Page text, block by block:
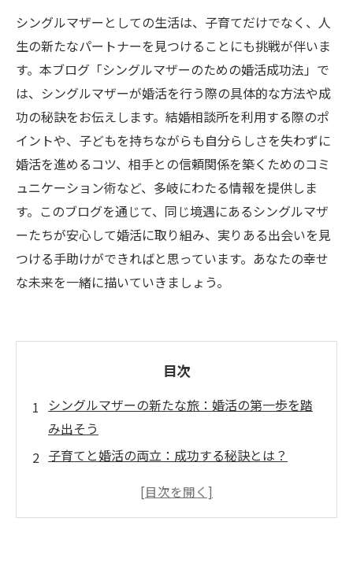
シングルマザーとしての生活は、子育てだけでなく、人
生の新たなパートナーを見つけることにも挑戦が伴いま
す。本ブログ「シングルマザーのための婚活成功法」で
は、シングルマザーが婚活を行う際の具体的な方法や成
功の秘訣をお伝えします。結婚相談所を利用する際のポ
イントや、子どもを持ちながらも自分らしさを失わずに
婚活を進めるコツ、相手との信頼関係を築くためのコミ
ュニケーション術など、多岐にわたる情報を提供しま
す。このブログを通じて、同じ境遇にあるシングルマザ
ーたちが安心して婚活に取り組み、実りある出会いを見
つける手助けができればと思っています。あなたの幸せ
な未来を一緒に描いていきましょう。
目次
シングルマザーの新たな旅：婚活の第一歩を踏
み出そう
子育てと婚活の両立：成功する秘訣とは？
自分らしさを大切に：シングルマザーの婚活ス